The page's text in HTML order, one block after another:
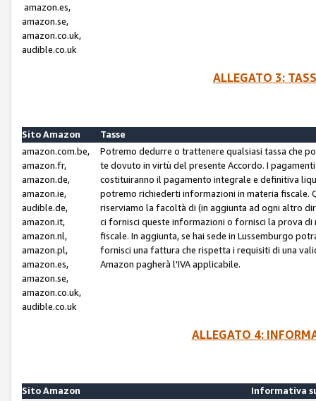
amazon.es,
amazon.se,
amazon.co.uk,
audible.co.uk
ALLEGATO 3:
Sito Amazon
Tasse
amazon.com.be,
amazon.fr,
amazon.de,
amazon.ie,
audible.de,
amazon.it,
amazon.nl,
amazon.pl,
amazon.es,
amazon.se,
amazon.co.uk,
audible.co.uk
Potremo dedurre o trattenere qualsiasi tassa che
te dovuto in virtù del presente Accordo. I
costituiranno il pagamento integrale e definitiva
potremo richiederti informazioni in materia fiscale.
riserviamo la facoltà di (in aggiunta ad ogni altro
ci fornisci queste informazioni o fornisci la prova
fiscale. In aggiunta, se hai sede in Lussemburgo
fornisci una fattura che rispetta i requisiti di una
Amazon pagherà l'IVA applicabile.
ALLEGATO 4:
Sito Amazon
Informativa